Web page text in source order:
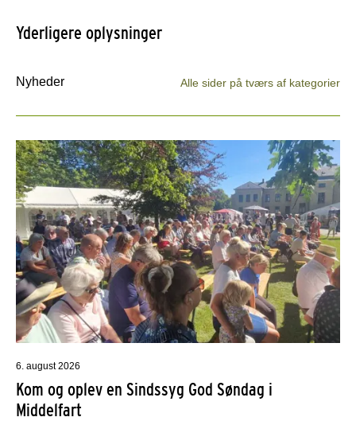
Yderligere oplysninger
Nyheder Alle sider på tværs af kategorier
6. august 2026
Kom og oplev en Sindssyg God Søndag i
Middelfart